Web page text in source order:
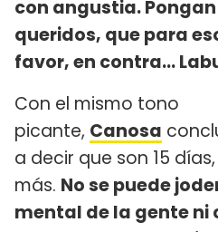
con angustia.
queridos, que para
favor, en contra...
Con el mismo tono
picante, Canosa
a decir que son 15
más. No se puede
mental de la gente ni